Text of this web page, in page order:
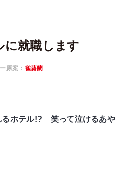
に就職します
原案： 雀葵蘭
るホテル!? 笑って泣けるあや